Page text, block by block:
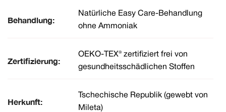
Behandlung:
Natürliche Easy Care-Behandlung
ohne Ammoniak
Zertifizierung:
OEKO-TEX® zertifiziert frei von
gesundheitsschädlichen Stoffen
Herkunft:
Tschechische Republik (gewebt von
Mileta)